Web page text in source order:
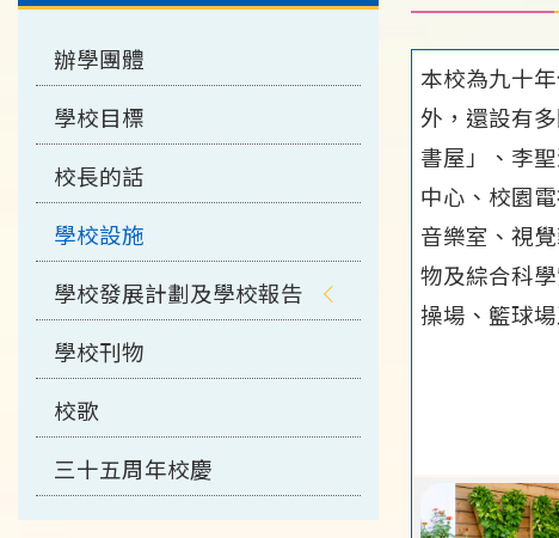
本校為九十
外，還設有
書屋」、李
中心、校園
音樂室、視
物及綜合科
操場、籃球
辦學團體
學校目標
校長的話
學校設施
學校發展計劃及學校報告
學校刊物
校歌
三十五周年校慶